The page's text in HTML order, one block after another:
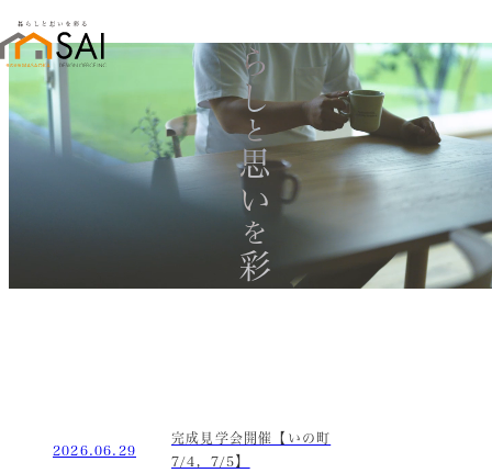
暮らし
と
思い
を
彩る
2026.06.29
完成見学会開催【いの町
7/4，7/5】